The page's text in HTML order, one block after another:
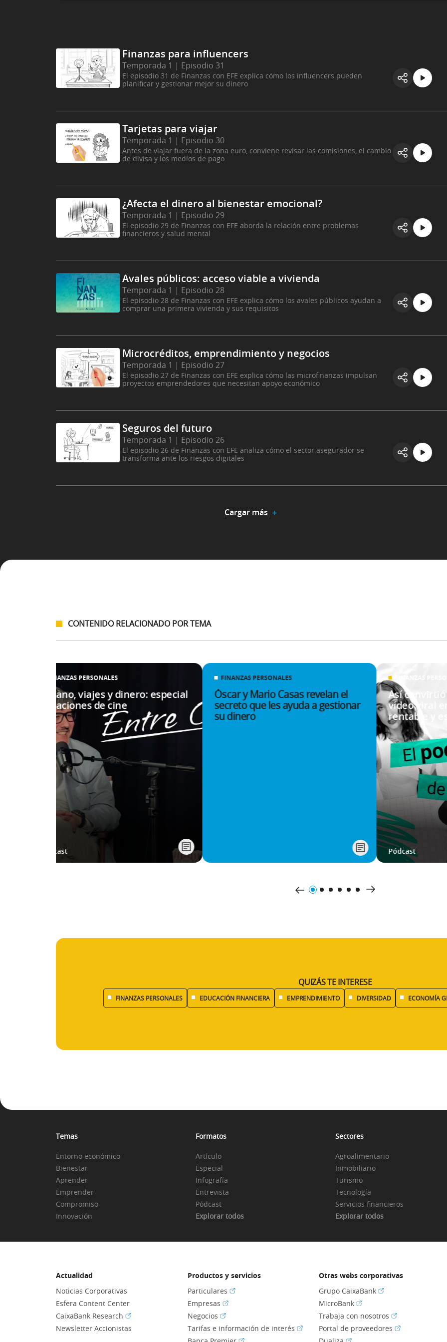
Finanzas para influencers
Temporada 1 | Episodio 31
El episodio 31 de Finanzas con EFE explica cómo los influencers pueden
planificar y gestionar mejor su dinero
Tarjetas para viajar
Temporada 1 | Episodio 30
Antes de viajar fuera de la zona euro, conviene revisar las comisiones, el cambio
de divisa y los medios de pago
¿Afecta el dinero al bienestar emocional?
Temporada 1 | Episodio 29
El episodio 29 de Finanzas con EFE aborda la relación entre problemas
financieros y salud mental
Avales públicos: acceso viable a vivienda
Temporada 1 | Episodio 28
El episodio 28 de Finanzas con EFE explica cómo los avales públicos ayudan a
comprar una primera vivienda y sus requisitos
Microcréditos, emprendimiento y negocios
Temporada 1 | Episodio 27
El episodio 27 de Finanzas con EFE explica cómo las microfinanzas impulsan
proyectos emprendedores que necesitan apoyo económico
Seguros del futuro
Temporada 1 | Episodio 26
El episodio 26 de Finanzas con EFE analiza cómo el sector asegurador se
transforma ante los riesgos digitales
Cargar más
CONTENIDO RELACIONADO POR TEMA
FINANZAS PERSONALES
Verano, viajes y dinero: especial
vacaciones de cine
Pódcast
FINANZAS PERSONALES
Óscar y Mario Casas revelan el
secreto que les ayuda a gestionar
su dinero
Así
vídeo viral
rentable y
Pódcast
QUIZÁS TE INTERESE
FINANZAS PERSONALES EDUCACIÓN FINANCIERA EMPRENDIMIENTO DIVERSIDAD ECONOMÍA
Temas
Entorno económico
Bienestar
Aprender
Emprender
Compromiso
Innovación
Formatos
Artículo
Especial
Infografía
Entrevista
Pódcast
Explorar todos
Sectores
Agroalimentario
Inmobiliario
Turismo
Tecnología
Servicios financieros
Explorar todos
Actualidad
Noticias Corporativas
Esfera Content Center
CaixaBank Research (Abrir en ventana nueva)
Newsletter Accionistas
Productos y servicios
Particulares (Abrir en ventana nueva)
Empresas (Abrir en ventana nueva)
Negocios (Abrir en ventana nueva)
Tarifas e información de interés (Abrir en ventana nueva)
(Abrir en ventana nueva)
Otras webs corporativas
Grupo CaixaBank(Abrir en ventana
MicroBank(Abrir en ventana nueva)
Trabaja con nosotros(Abrir en
Portal de proveedores(Abrir en
(Abrir en ventana nueva)